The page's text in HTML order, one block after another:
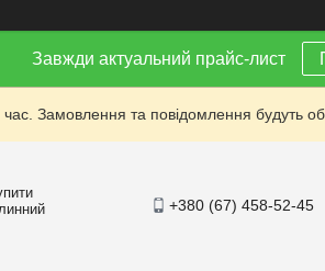
Завжди актуальний прайс-лист
Замовлення та повідомлення будуть
+380 (67) 458-52-45